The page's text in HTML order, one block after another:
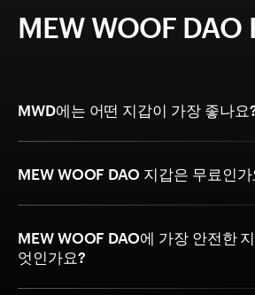
MEW WOOF DAO
MWD에는 어떤 지갑이 가장 좋나요
MEW WOOF DAO 지갑은 무료인가
MEW WOOF DAO에 가장 안전한
엇인가요?